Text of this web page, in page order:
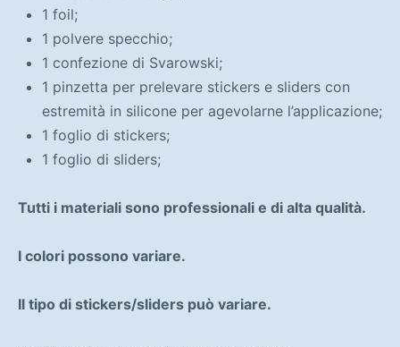
1 foil;
1 polvere specchio;
1 confezione di Svarowski;
1 pinzetta per prelevare stickers e sliders con
estremità in silicone per agevolarne l’applicazione;
1 foglio di stickers;
1 foglio di sliders;
Tutti i materiali sono professionali e di alta qualità.
I colori possono variare.
Il tipo di stickers/sliders può variare.